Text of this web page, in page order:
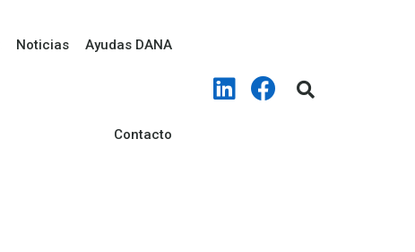
Noticias Ayudas DANA
Contacto